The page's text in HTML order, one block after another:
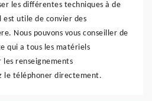
les différentes techniques à de
est utile de convier des
Nous pouvons vous conseiller de
qui a tous les matériels
renseignements
le téléphoner directement.